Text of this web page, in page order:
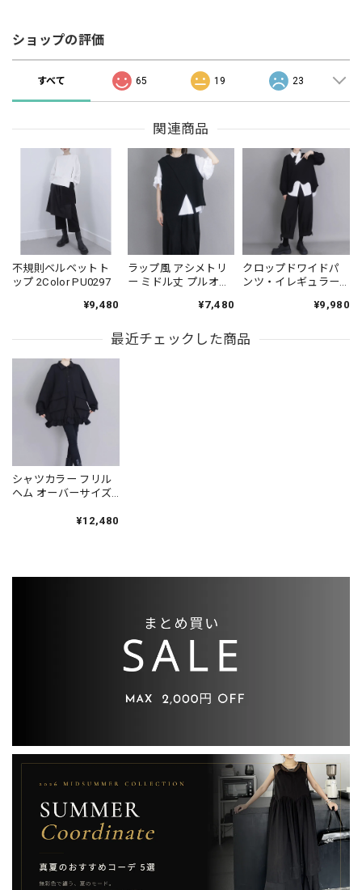
ショップの評価
すべて 65 19 23
関連商品
不規則ベルベットト
ップ 2Color PU0297
¥9,480
ラップ風 アシメトリ
ー ミドル丈 プルオー
¥7,480
クロップドワイドパ
ンツ・イレギュラー
ットアップ（3点個
¥9,980
最近チェックした商品
シャツカラー フリル
ヘム オーバーサイズ
¥12,480